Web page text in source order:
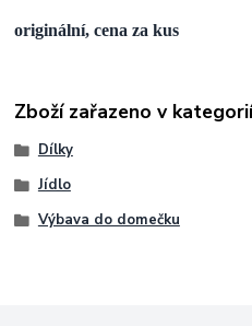
originální, cena za kus
Zboží zařazeno v
Dílky
Jídlo
Výbava do domečku